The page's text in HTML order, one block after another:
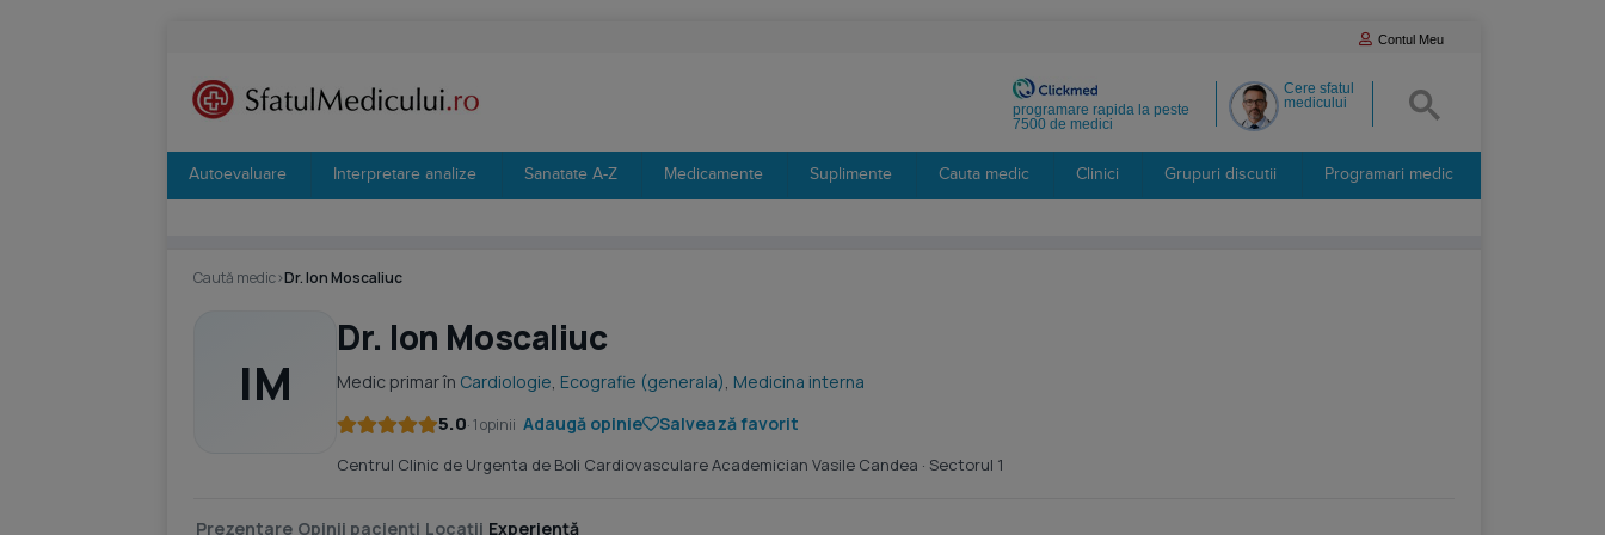
Contul Meu
Cere sfatul
medicului
programare rapida la peste
7500 de medici
Autoevaluare Interpretare analize Sanatate A-Z Medicamente Suplimente Cauta medic Clinici Grupuri discutii Programari medic
Caută medic›Dr. Ion Moscaliuc
IM
Dr. Ion Moscaliuc
Medic primar în Cardiologie, Ecografie (generala), Medicina interna
5.0· 1 opinii Adaugă opinie Salvează favorit
Centrul Clinic de Urgenta de Boli Cardiovasculare Academician Vasile Candea · Sectorul 1
Prezentare Opinii pacienți Locații Experiență